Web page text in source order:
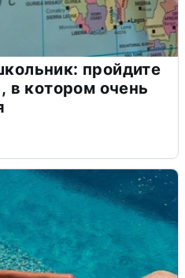
пройдите
в котором очень